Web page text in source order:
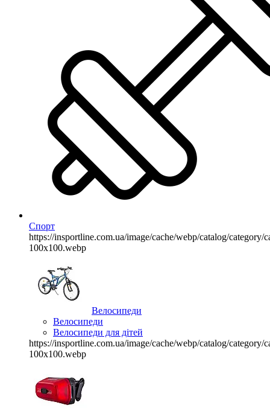
Спорт
https://insportline.com.ua/image/cache/webp/catalog/category/
100x100.webp
Велосипеди
Велосипеди
Велосипеди для дітей
https://insportline.com.ua/image/cache/webp/catalog/category/
100x100.webp